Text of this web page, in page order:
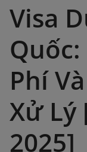
Visa
Quốc:
Phí
Xử Lý
2025]